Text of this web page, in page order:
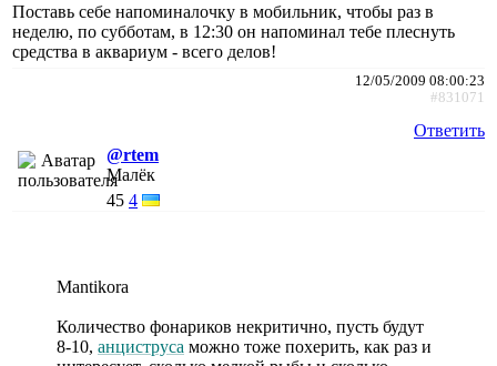
Поставь себе напоминалочку в мобильник, чтобы раз в
неделю, по субботам, в 12:30 он напоминал тебе плеснуть
средства в аквариум - всего делов!
12/05/2009 08:00:23
#831071
Ответить
@rtem
Малёк
45 4
Mantikora
Количество фонариков некритично, пусть будут
8-10, анциструса можно тоже похерить, как раз и